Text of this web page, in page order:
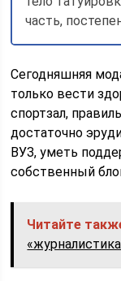
часть,
Сегодняшняя
только вести
спортзал,
достаточно
ВУЗ, уметь
собственный
Читайте